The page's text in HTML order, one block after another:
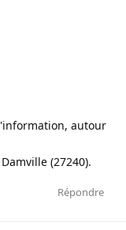
autour
(27240).
Répondre